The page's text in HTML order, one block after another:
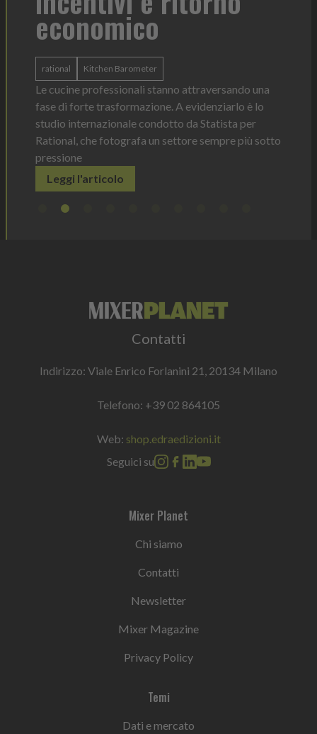
economico
rational Kitchen Barometer
Le cucine professionali stanno attraversando una
fase di forte trasformazione. A evidenziarlo è lo
studio internazionale condotto da Statista per
Rational, che fotografa un settore sempre più sotto
pressione
Leggi l'articolo
Contatti
Indirizzo: Viale Enrico Forlanini 21, 20134 Milano
Telefono: +39 02 864105
Web: shop.edraedizioni.it
Seguici su
Mixer Planet
Chi siamo
Contatti
Newsletter
Mixer Magazine
Privacy Policy
Temi
Dati e mercato